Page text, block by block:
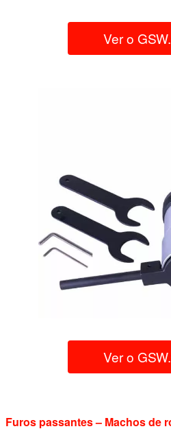
Ver o
Ver o
Furos passantes – Machos de